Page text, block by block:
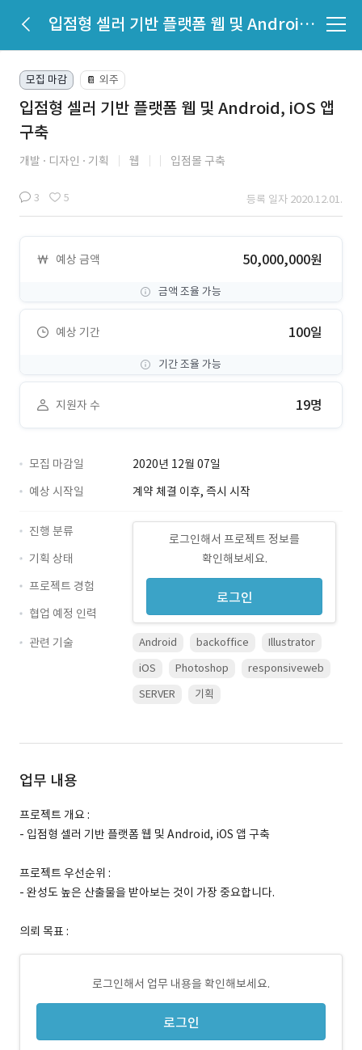
입점형 셀러 기반 플랫폼 웹 및 Android, iOS 앱 구축
모집 마감 📔 외주
입점형 셀러 기반 플랫폼 웹 및 Android, iOS 앱
구축
개발 디자인 기획 웹 입점몰 구축
3 5 등록 일자 2020.12.01.
예상 금액 50,000,000원
금액 조율 가능
예상 기간 100일
기간 조율 가능
지원자 수 19명
모집 마감일
2020년 12월 07일
예상 시작일
계약 체결 이후, 즉시 시작
로그인해서 프로젝트 정보를
확인해보세요.
로그인
진행 분류
기획 상태
프로젝트 경험
협업 예정 인력
관련 기술
Android backoffice
Illustrator
iOS
Photoshop
responsiveweb
SERVER
기획
업무 내용
프로젝트 개요 :
- 입점형 셀러 기반 플랫폼 웹 및 Android, iOS 앱 구축
프로젝트 우선순위 :
- 완성도 높은 산출물을 받아보는 것이 가장 중요합니다.
의뢰 목표 :
로그인해서 업무 내용을 확인해보세요.
로그인